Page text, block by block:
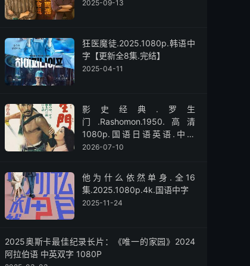
2025-09-13
狂医魔徒.2025.1080p.韩语中
字【更新全8集.完结】
2025-04-11
影史经典.罗生
门.Rashomon.1950.高清
1080p.国语日语英语.中字
【黑泽明】
2026-07-10
他为什么依然单身.全16
集.2025.1080p.4k.国语中字
2025-11-24
2025奥斯卡最佳纪录长片：《唯一的家园》2024
阿拉伯语 中英双字 1080P